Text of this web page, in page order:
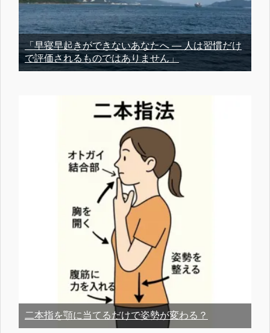
「早寝早起きができないあなたへ ― 人は習慣だけ
で評価されるものではありません」
二本指を顎に当てるだけで姿勢が変わる？